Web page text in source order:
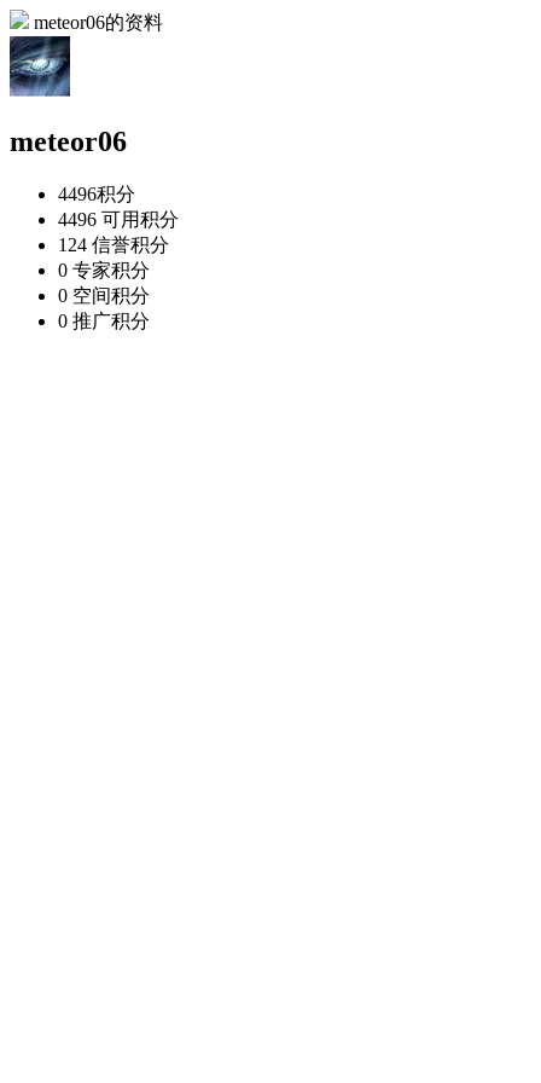
meteor06的资料
meteor06
4496积分
4496 可用积分
124 信誉积分
0 专家积分
0 空间积分
0 推广积分